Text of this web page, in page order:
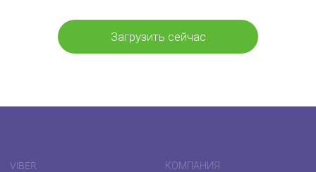
Загрузить сейчас
VIBER КОМПАНИЯ